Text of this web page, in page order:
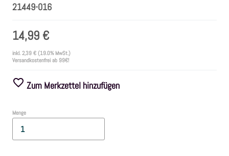
Zubehör
Maritim/Sommer
21449-016
14,99 €
inkl. 2,39 € (19.0% MwSt.)
Versandkostenfrei ab 99€!
Zum Merkzettel hinzufügen
Menge